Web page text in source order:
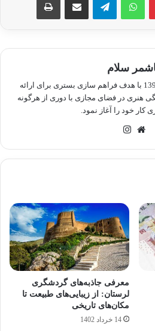
سلام
رسانه کاشمر سلام، از سال 1398 با هدف فراهم سازی بستری برای ارائه
هنری در فضای مجازی با دوری از هرگونه
کار خود را آغاز نمود.
وبسایت
معرفی جاذبه‌های گردشگری
لرستان: از زیبایی‌های طبیعت تا
مکان‌های تاریخی
14 خرداد 1402